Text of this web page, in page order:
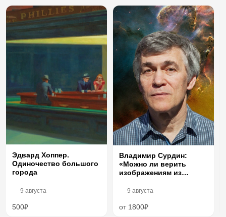
Эдвард Хоппер.
Одиночество большого
города
9 августа
500₽
Владимир Сурдин:
«Можно ли верить
изображениям из
9 августа
от 1800₽